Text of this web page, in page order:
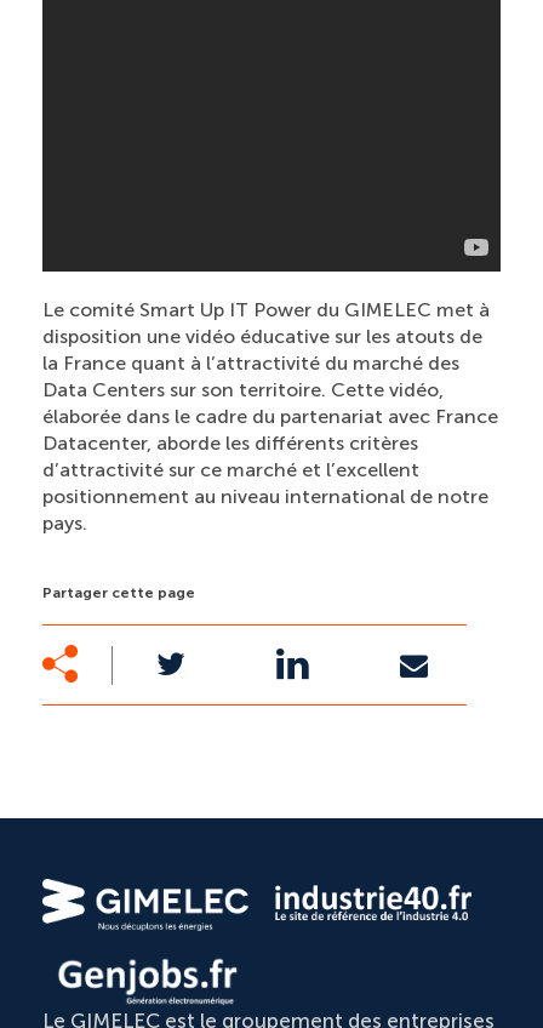
Le comité Smart Up IT Power du GIMELEC met à
disposition une vidéo éducative sur les atouts de
la France quant à l’attractivité du marché des
Data Centers sur son territoire. Cette vidéo,
élaborée dans le cadre du partenariat avec France
Datacenter, aborde les différents critères
d’attractivité sur ce marché et l’excellent
positionnement au niveau international de notre
pays.
Partager cette page
Le GIMELEC est le groupement des entreprises